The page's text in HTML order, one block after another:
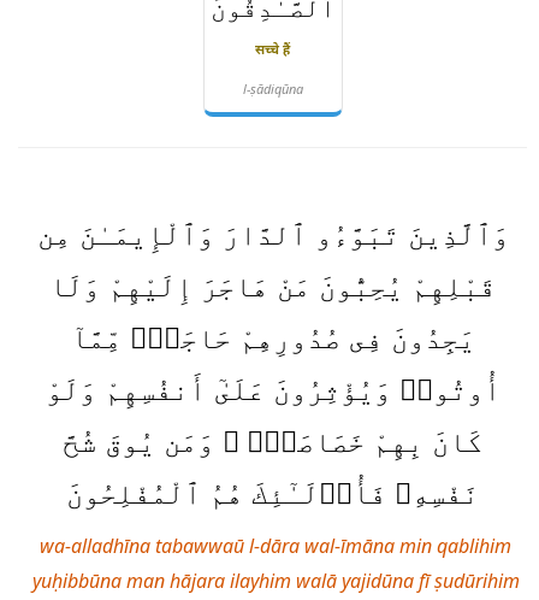
ٱلصَّـٰدِقُونَ
सच्चे हैं
l-ṣādiqūna
وَٱلَّذِينَ تَبَوَّءُو ٱلدَّارَ وَٱلْإِيمَـٰنَ مِن
قَبْلِهِمْ يُحِبُّونَ مَنْ هَاجَرَ إِلَيْهِمْ وَلَا
يَجِدُونَ فِى صُدُورِهِمْ حَاجَةًۭ مِّمَّآ
أُوتُوا۟ وَيُؤْثِرُونَ عَلَىٰٓ أَنفُسِهِمْ وَلَوْ
كَانَ بِهِمْ خَصَاصَةٌۭ ۚ وَمَن يُوقَ شُحَّ
نَفْسِهِۦ فَأُو۟لَـٰٓئِكَ هُمُ ٱلْمُفْلِحُونَ
wa-alladhīna tabawwaū l-dāra wal-īmāna min qablihim
yuḥibbūna man hājara ilayhim walā yajidūna fī ṣudūrihim